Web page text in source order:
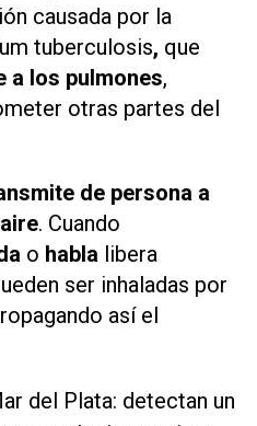
causada por la
tuberculosis, que
a los pulmones,
otras partes del
de persona a
. Cuando
o habla libera
ser inhaladas por
así el